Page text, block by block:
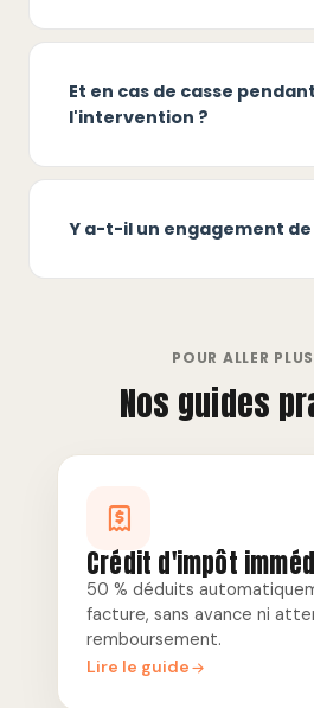
Et en cas de casse pendant
l'intervention ?
Y a-t-il un engagement de
POUR ALLER
Nos guides
Crédit d'impôt
50 % déduits
facture, sans avance ni
remboursement.
Lire le guide